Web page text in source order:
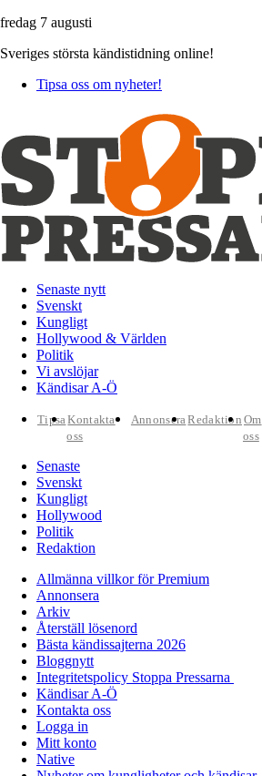
fredag 7 augusti
Sveriges största kändistidning online!
Tipsa oss om nyheter!
Senaste nytt
Svenskt
Kungligt
Hollywood & Världen
Politik
Vi avslöjar
Kändisar A-Ö
TipsaKontakta
oss
AnnonseraRedaktion Om
oss
Senaste
Svenskt
Kungligt
Hollywood
Politik
Redaktion
Allmänna villkor för Premium
Annonsera
Arkiv
Återställ lösenord
Bästa kändissajterna 2026
Bloggnytt
Integritetspolicy Stoppa Pressarna
Kändisar A-Ö
Kontakta oss
Logga in
Mitt konto
Native